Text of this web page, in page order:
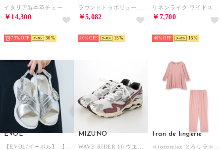
￥14,300
73% 30
￥5,082
40% 15
￥7,700
40% 15
EVOL MIZUNO fran de lingerie